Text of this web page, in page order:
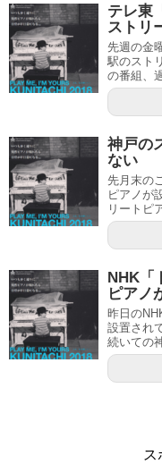
テレ東
ストリ
先週の金
駅のスト
の番組、
神戸の
ない
先月末の
ピアノが
リートピ
NHK「
ピアノ
昨日の
設置され
続いての
ス